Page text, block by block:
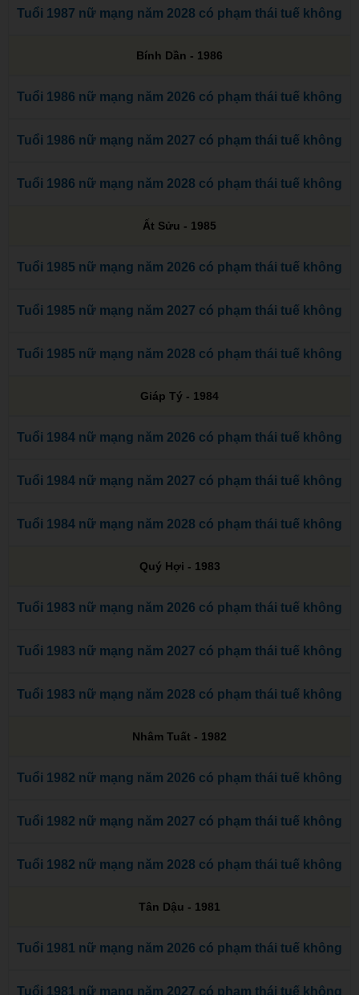
Tuổi 1987 nữ mạng năm 2028 có phạm thái tuế không
Bính Dần - 1986
Tuổi 1986 nữ mạng năm 2026 có phạm thái tuế không
Tuổi 1986 nữ mạng năm 2027 có phạm thái tuế không
Tuổi 1986 nữ mạng năm 2028 có phạm thái tuế không
Ất Sửu - 1985
Tuổi 1985 nữ mạng năm 2026 có phạm thái tuế không
Tuổi 1985 nữ mạng năm 2027 có phạm thái tuế không
Tuổi 1985 nữ mạng năm 2028 có phạm thái tuế không
Giáp Tý - 1984
Tuổi 1984 nữ mạng năm 2026 có phạm thái tuế không
Tuổi 1984 nữ mạng năm 2027 có phạm thái tuế không
Tuổi 1984 nữ mạng năm 2028 có phạm thái tuế không
Quý Hợi - 1983
Tuổi 1983 nữ mạng năm 2026 có phạm thái tuế không
Tuổi 1983 nữ mạng năm 2027 có phạm thái tuế không
Tuổi 1983 nữ mạng năm 2028 có phạm thái tuế không
Nhâm Tuất - 1982
Tuổi 1982 nữ mạng năm 2026 có phạm thái tuế không
Tuổi 1982 nữ mạng năm 2027 có phạm thái tuế không
Tuổi 1982 nữ mạng năm 2028 có phạm thái tuế không
Tân Dậu - 1981
Tuổi 1981 nữ mạng năm 2026 có phạm thái tuế không
Tuổi 1981 nữ mạng năm 2027 có phạm thái tuế không